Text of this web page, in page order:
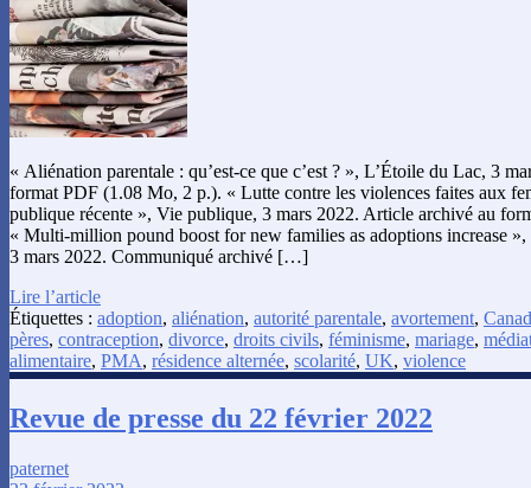
« Aliénation parentale : qu’est-ce que c’est ? », L’Étoile du Lac, 3
format PDF (1.08 Mo, 2 p.). « Lutte contre les violences faites aux
publique récente », Vie publique, 3 mars 2022. Article archivé au
« Multi-million pound boost for new families as adoptions increase
3 mars 2022. Communiqué archivé […]
Lire l’article
Étiquettes : adoption, aliénation, autorité parentale, avortement,
pères, contraception, divorce, droits civils, féminisme, mariage,
alimentaire, PMA, résidence alternée, scolarité, UK, violence
Revue de presse du 22 février 2022
paternet